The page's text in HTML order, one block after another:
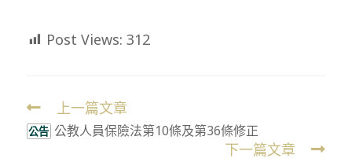
Post Views: 312
Read
more
上一篇文章
公告 公教人員保險法第10條及第36條修正
下一篇文章